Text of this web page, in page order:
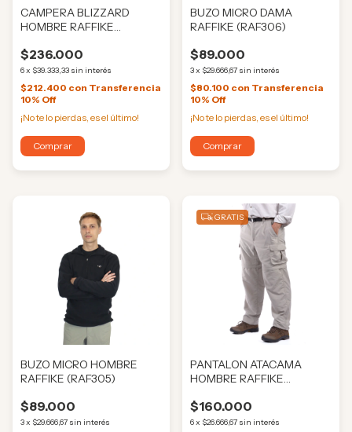
CAMPERA BLIZZARD
HOMBRE RAFFIKE
$236.000
6x $39.333,33 sin interés
$212.400 con Transferencia
10% Off
¡No te lo pierdas, es el último!
Comprar
BUZO MICRO DAMA
RAFFIKE (RAF306)
$89.000
3x $29.666,67 sin interés
$80.100 con Transferencia
10% Off
¡No te lo pierdas, es el último!
Comprar
BUZO MICRO HOMBRE
RAFFIKE (RAF305)
$89.000
3x $29.666,67 sin interés
GRATIS
PANTALON ATACAMA
HOMBRE RAFFIKE
$160.000
6x $26.666,67 sin interés